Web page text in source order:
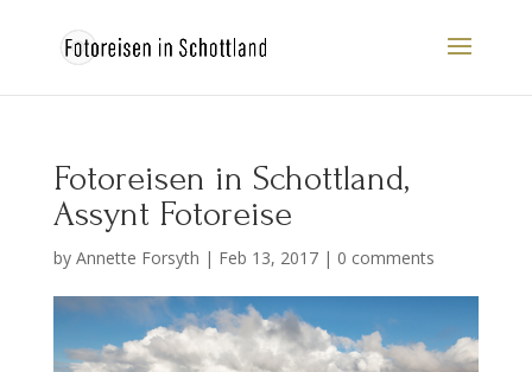
Fotoreisen in Schottland,
Assynt Fotoreise
by Annette Forsyth | Feb 13, 2017| 0 comments